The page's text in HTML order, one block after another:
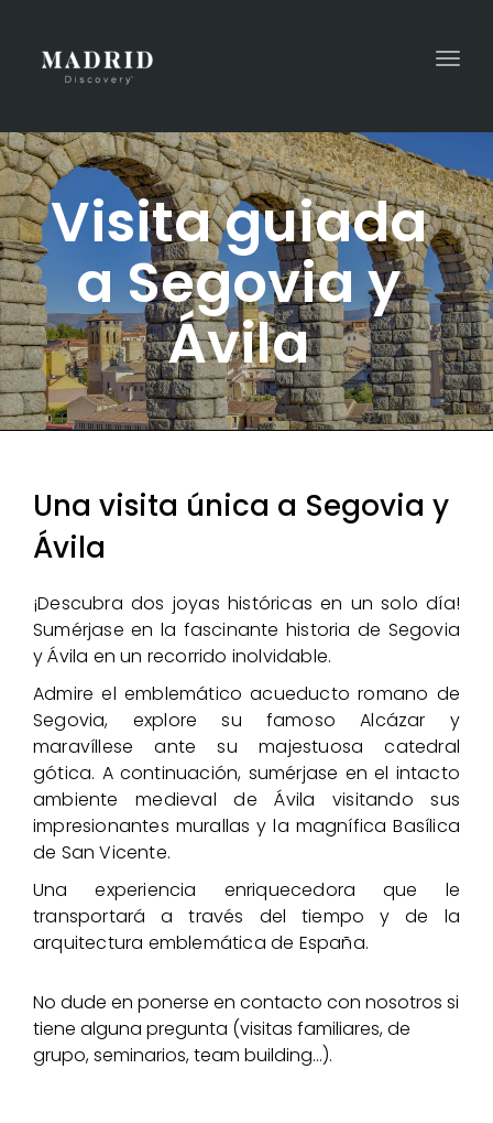
Visita guiada
a Segovia y
Ávila
Una visita única a Segovia y
Ávila
¡Descubra dos joyas históricas en un solo día!
Sumérjase en la fascinante historia de Segovia
y Ávila en un recorrido inolvidable.
Admire el emblemático acueducto romano de
Segovia, explore su famoso Alcázar y
maravíllese ante su majestuosa catedral
gótica. A continuación, sumérjase en el intacto
ambiente medieval de Ávila visitando sus
impresionantes murallas y la magnífica Basílica
de San Vicente.
Una experiencia enriquecedora que le
transportará a través del tiempo y de la
arquitectura emblemática de España.
No dude en ponerse en contacto con nosotros si
tiene alguna pregunta (visitas familiares, de
grupo, seminarios, team building…).